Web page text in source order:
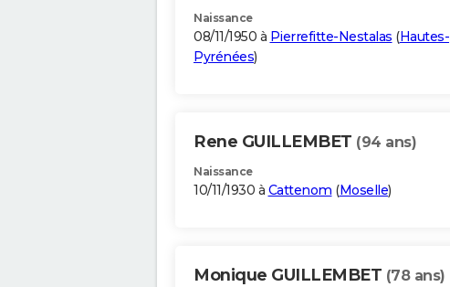
Naissance
08/11/1950 à Pierrefitte-Nestalas (Hautes-
Pyrénées)
Rene GUILLEMBET (94 ans)
Naissance
10/11/1930 à Cattenom (Moselle)
Monique GUILLEMBET (78 ans)